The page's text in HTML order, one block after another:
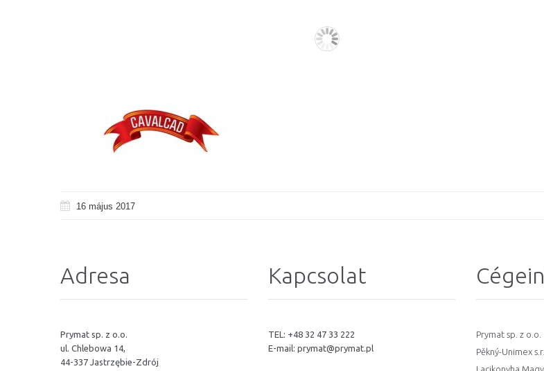
16 május 2017
Adresa
Prymat sp. z o.o.
ul. Chlebowa 14,
44-337 Jastrzębie-Zdrój
Kapcsolat
TEL: +48 32 47 33 222
E-mail: prymat@prymat.pl
Prymat sp. z o.o.
Pěkný-Unimex
Lacikonyha